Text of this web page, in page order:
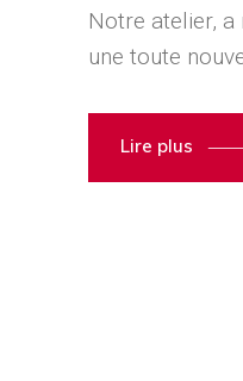
Notre atelier,
une toute
Lire plus